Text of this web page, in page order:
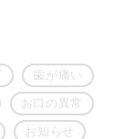
歯が痛い
お口の異常
お知らせ